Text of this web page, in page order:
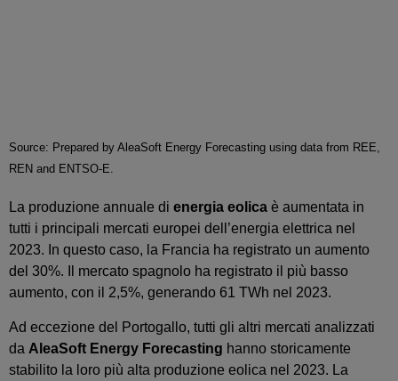
Source: Prepared by AleaSoft Energy Forecasting using data from REE,
REN and ENTSO-E.
La produzione annuale di energia eolica è aumentata in
tutti i principali mercati europei dell’energia elettrica nel
2023. In questo caso, la Francia ha registrato un aumento
del 30%. Il mercato spagnolo ha registrato il più basso
aumento, con il 2,5%, generando 61 TWh nel 2023.
Ad eccezione del Portogallo, tutti gli altri mercati analizzati
da AleaSoft Energy Forecasting hanno storicamente
stabilito la loro più alta produzione eolica nel 2023. La